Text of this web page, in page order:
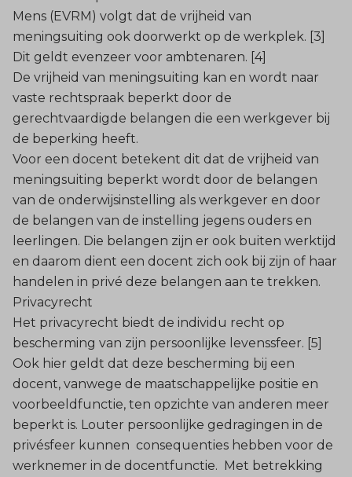
Mens (EVRM) volgt dat de vrijheid van
meningsuiting ook doorwerkt op de werkplek. [3]
Dit geldt evenzeer voor ambtenaren. [4]
De vrijheid van meningsuiting kan en wordt naar
vaste rechtspraak beperkt door de
gerechtvaardigde belangen die een werkgever bij
de beperking heeft.
Voor een docent betekent dit dat de vrijheid van
meningsuiting beperkt wordt door de belangen
van de onderwijsinstelling als werkgever en door
de belangen van de instelling jegens ouders en
leerlingen. Die belangen zijn er ook buiten werktijd
en daarom dient een docent zich ook bij zijn of haar
handelen in privé deze belangen aan te trekken.
Privacyrecht
Het privacyrecht biedt de individu recht op
bescherming van zijn persoonlijke levenssfeer. [5]
Ook hier geldt dat deze bescherming bij een
docent, vanwege de maatschappelijke positie en
voorbeeldfunctie, ten opzichte van anderen meer
beperkt is. Louter persoonlijke gedragingen in de
privésfeer kunnen consequenties hebben voor de
werknemer in de docentfunctie. Met betrekking